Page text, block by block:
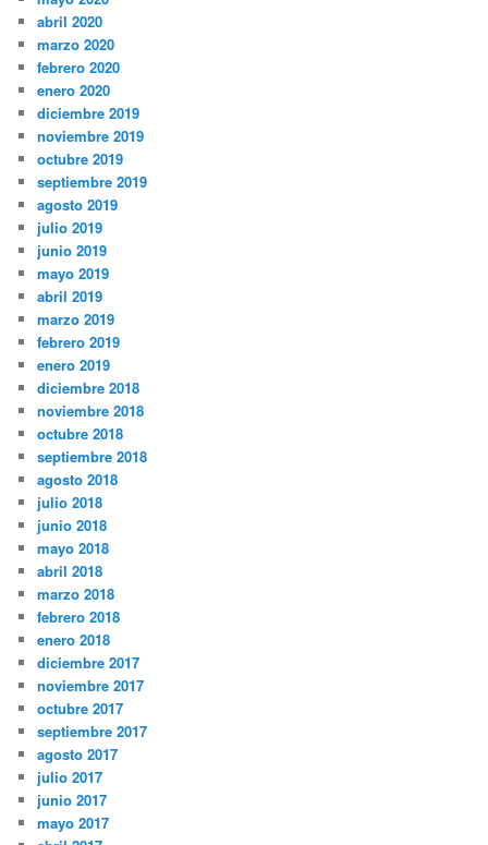
abril 2020
marzo 2020
febrero 2020
enero 2020
diciembre 2019
noviembre 2019
octubre 2019
septiembre 2019
agosto 2019
julio 2019
junio 2019
mayo 2019
abril 2019
marzo 2019
febrero 2019
enero 2019
diciembre 2018
noviembre 2018
octubre 2018
septiembre 2018
agosto 2018
julio 2018
junio 2018
mayo 2018
abril 2018
marzo 2018
febrero 2018
enero 2018
diciembre 2017
noviembre 2017
octubre 2017
septiembre 2017
agosto 2017
julio 2017
junio 2017
mayo 2017